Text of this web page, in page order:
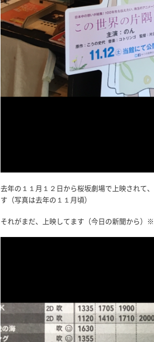
去年の１１月１２日から桜坂劇場で上映されて
す（写真は去年の１１月頃）
それがまだ、上映してます（今日の新聞から）